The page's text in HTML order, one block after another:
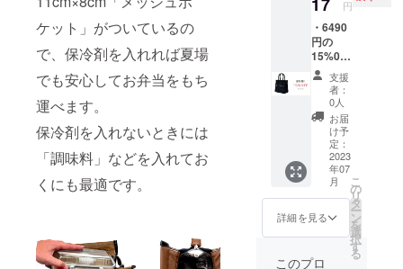
ケット」がついているの
で、保冷剤を入れれば夏場
でも安心してお弁当をもち
運べます。
保冷剤を入れないときには
「調味料」などを入れてお
くにも最適です。
が異な
色合い
が変わ
りま
す。
※2023
年7月中
旬よ
り、お
申込み
順に発
送のス
タート
してお
りま
がござ
いま
す。 ※
モニ
ター上
の色合
いと実
際の革
色が異
なる場
合がご
ざいま
す。 ※
革はそ
の時の
風合い
(4040)×
1点
(ダーク
ネイ
ビー/60
22) ※仕
様、デ
ザイン
等、変
更にな
る場合
がござ
いま
す。 ※
想定以
いた場
円
・6490
円の
15%0F
F →
5517円
（税
込）で
ご提供
【商品
単品
5300 ＋
送料600
=
5900（
6490）
(税込)】
・ミニ
支援
者：
0人
お届
け予
定：
2023
年07
月
詳細を見る
こ
の
リ
タ
ー
ン
を
選
択
す
る
このプロ